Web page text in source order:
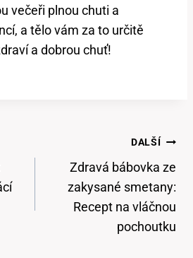
večeři plnou chuti a
a tělo vám za to určitě
a dobrou chuť!
DALŠÍ
Zdravá bábovka ze
zakysané smetany:
Recept na vláčnou
pochoutku